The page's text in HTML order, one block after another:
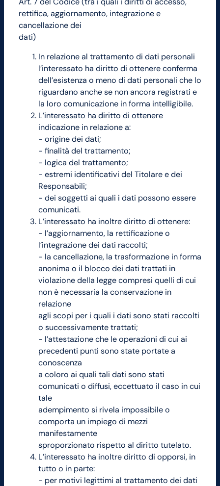
rettifica, aggiornamento, integrazione e
cancellazione dei
dati)
In relazione al trattamento di dati personali
l’interessato ha diritto di ottenere conferma
dell’esistenza o meno di dati personali che lo
riguardano anche se non ancora registrati e
la loro comunicazione in forma intelligibile.
L’interessato ha diritto di ottenere
indicazione in relazione a:
− origine dei dati;
− finalità del trattamento;
− logica del trattamento;
− estremi identificativi del Titolare e dei
Responsabili;
− dei soggetti ai quali i dati possono essere
comunicati.
L’interessato ha inoltre diritto di ottenere:
− l’aggiornamento, la rettificazione o
l’integrazione dei dati raccolti;
− la cancellazione, la trasformazione in forma
anonima o il blocco dei dati trattati in
violazione della legge compresi quelli di cui
non è necessaria la conservazione in
relazione
agli scopi per i quali i dati sono stati raccolti
o successivamente trattati;
− l’attestazione che le operazioni di cui ai
precedenti punti sono state portate a
conoscenza
a coloro ai quali tali dati sono stati
comunicati o diffusi, eccettuato il caso in cui
tale
adempimento si rivela impossibile o
comporta un impiego di mezzi
manifestamente
sproporzionato rispetto al diritto tutelato.
L’interessato ha inoltre diritto di opporsi, in
tutto o in parte:
− per motivi legittimi al trattamento dei dati